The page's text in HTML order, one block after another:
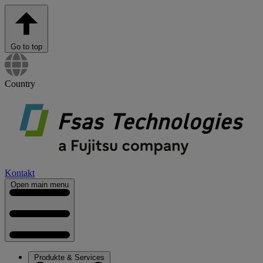
Go to top
Country
Kontakt
Open main menu
Produkte & Services